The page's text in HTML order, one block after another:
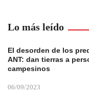
Lo más leído
El desorden de los
ANT: dan tierras a
campesinos
06/09/2023